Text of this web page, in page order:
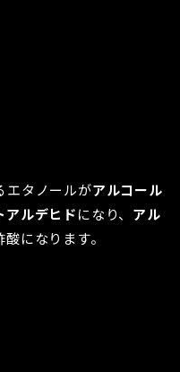
エタノールがアルコール
アルデヒドになり、 アル
になります。